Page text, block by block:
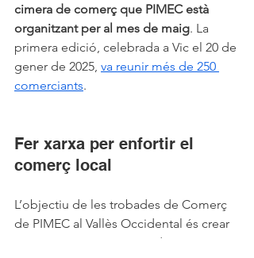
cimera de comerç que PIMEC està
organitzant per al mes de maig. La
primera edició, celebrada a Vic el 20 de
gener de 2025, va reunir més de 250
comerciants.
Fer xarxa per enfortir el
comerç local
L’objectiu de les trobades de Comerç
de PIMEC al Vallès Occidental és crear
xarxa, compartir inquietuds, posar en